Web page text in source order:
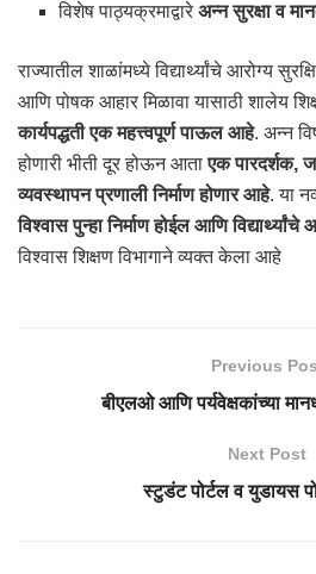
विशेष पाठ्यक्रमाद्वारेअन्न सुरक्षा व
राज्यातील शाळांमध्ये विद्यार्थ्यांचे आरोग्य
आणि पोषक आहार मिळावा यासाठी शालेय
कार्यपद्धती एक महत्त्वपूर्ण पाऊल आहे. अन्न
होणारी भीती दूर होऊन आताएक पारदर्शक,
व्यवस्थापन प्रणाली निर्माण होणार आहे. या
विश्वास पुन्हा निर्माण होईल आणि
विश्वास शिक्षण विभागाने व्यक्त केला आहे
Previous
बीएलओ आणि पर्यवेक्षकांच्या
Next Post
स्टुडंट पोर्टल व युडायस